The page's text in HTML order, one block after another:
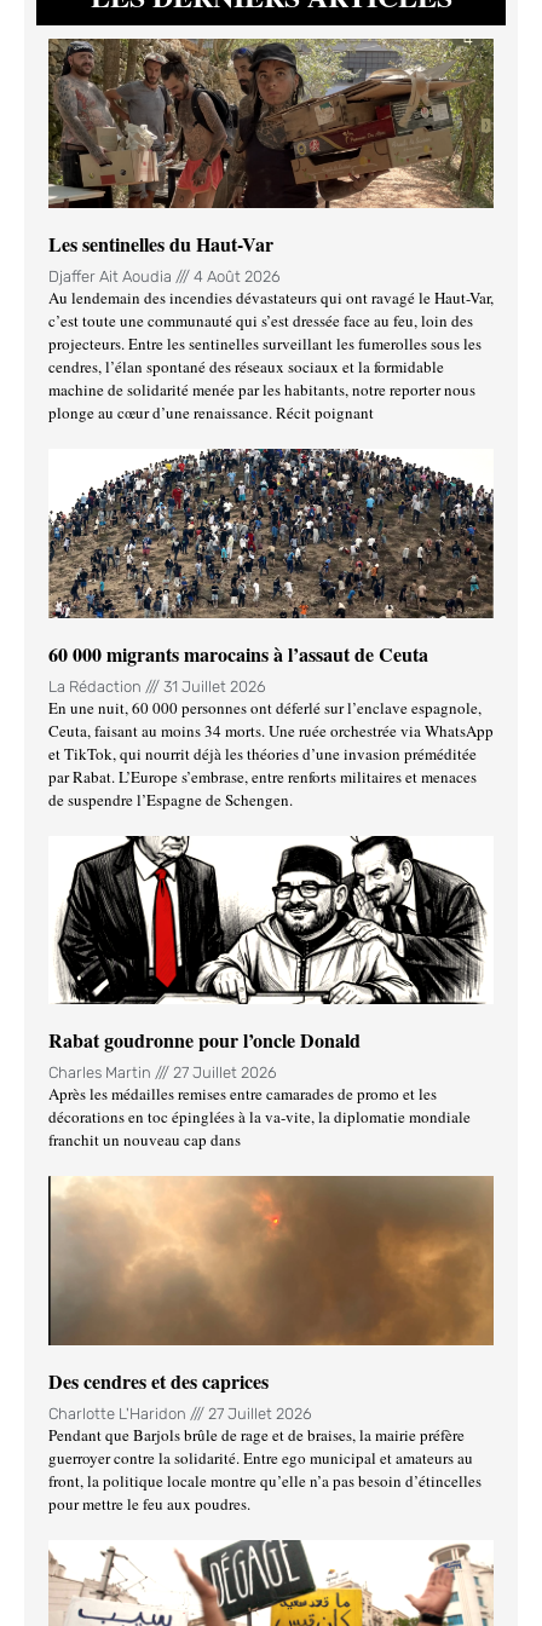
Les sentinelles du Haut-Var
Djaffer Ait Aoudia 4 Août 2026
Au lendemain des incendies dévastateurs qui ont ravagé le Haut-Var,
c’est toute une communauté qui s’est dressée face au feu, loin des
projecteurs. Entre les sentinelles surveillant les fumerolles sous les
cendres, l’élan spontané des réseaux sociaux et la formidable
machine de solidarité menée par les habitants, notre reporter nous
plonge au cœur d’une renaissance. Récit poignant
60 000 migrants marocains à l’assaut de Ceuta
La Rédaction 31 Juillet 2026
En une nuit, 60 000 personnes ont déferlé sur l’enclave espagnole,
Ceuta, faisant au moins 34 morts. Une ruée orchestrée via WhatsApp
et TikTok, qui nourrit déjà les théories d’une invasion préméditée
par Rabat. L’Europe s’embrase, entre renforts militaires et menaces
de suspendre l’Espagne de Schengen.
Rabat goudronne pour l’oncle Donald
Charles Martin 27 Juillet 2026
Après les médailles remises entre camarades de promo et les
décorations en toc épinglées à la va-vite, la diplomatie mondiale
franchit un nouveau cap dans
Des cendres et des caprices
Charlotte L'Haridon 27 Juillet 2026
Pendant que Barjols brûle de rage et de braises, la mairie préfère
guerroyer contre la solidarité. Entre ego municipal et amateurs au
front, la politique locale montre qu’elle n’a pas besoin d’étincelles
pour mettre le feu aux poudres.